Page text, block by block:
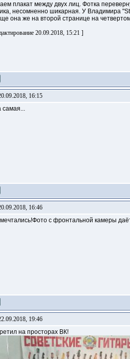
плакат между двух лиц. Фотка
несомненно шикарная. У Владимира
она же на второй странице на
20.09.2018, 15:21 ]
16:15
самая...
16:46
с фронтальной камеры
19:46
на просторах ВК!